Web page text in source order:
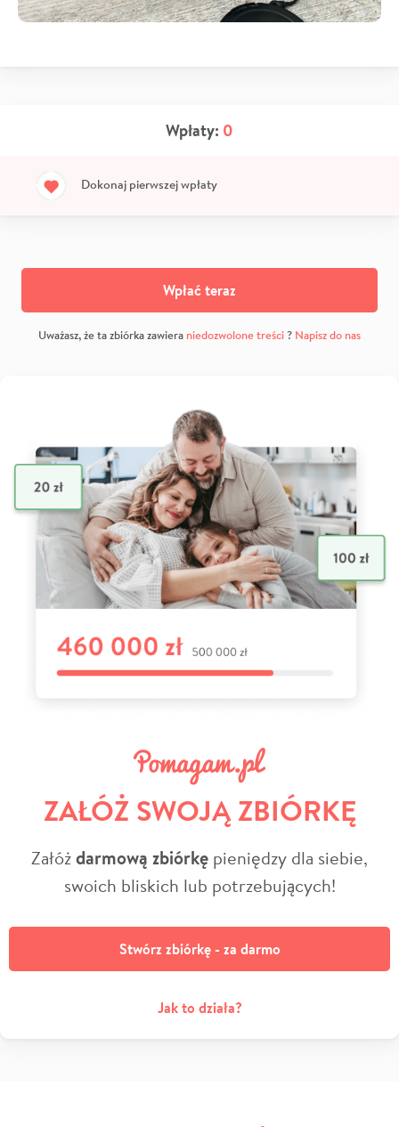
Wpłaty: 0
Dokonaj pierwszej wpłaty
Wpłać teraz
Uważasz, że ta zbiórka zawiera niedozwolone treści? Napisz do nas
ZAŁÓŻ SWOJĄ ZBIÓRKĘ
Załóżdarmową zbiórkę pieniędzy dla siebie,
swoich bliskich lub potrzebujących!
Stwórz zbiórkę - za darmo
Jak to działa?